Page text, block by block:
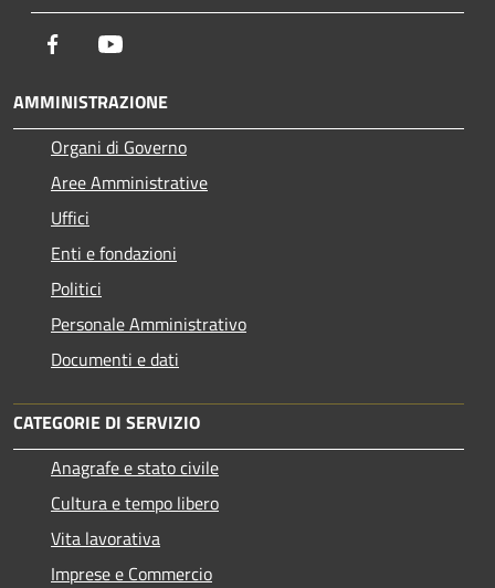
Facebook
AMMINISTRAZIONE
Organi di Governo
Aree Amministrative
Uffici
Enti e fondazioni
Politici
Personale Amministrativo
Documenti e dati
CATEGORIE DI SERVIZIO
Anagrafe e stato civile
Cultura e tempo libero
Vita lavorativa
Imprese e Commercio